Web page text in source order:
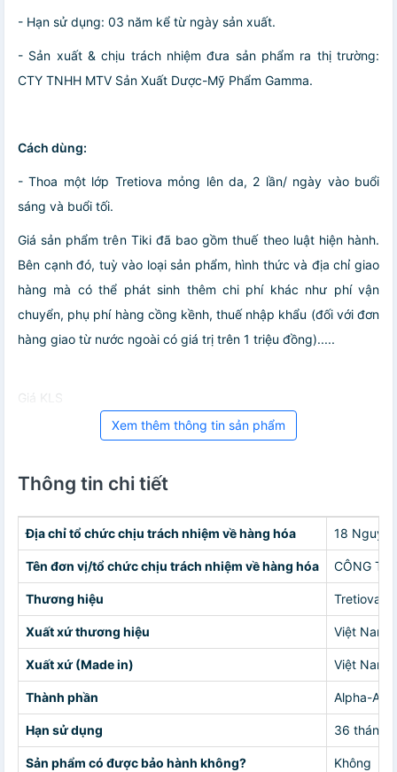
- Hạn sử dụng: 03 năm kể từ ngày sản xuất.
- Sản xuất & chịu trách nhiệm đưa sản phẩm ra thị trường:
CTY TNHH MTV Sản Xuất Dược-Mỹ Phẩm Gamma.
Cách dùng:
- Thoa một lớp Tretiova mỏng lên da, 2 lần/ ngày vào buổi
sáng và buổi tối.
Giá sản phẩm trên Tiki đã bao gồm thuế theo luật hiện hành.
Bên cạnh đó, tuỳ vào loại sản phẩm, hình thức và địa chỉ giao
hàng mà có thể phát sinh thêm chi phí khác như phí vận
chuyển, phụ phí hàng cồng kềnh, thuế nhập khẩu (đối với đơn
hàng giao từ nước ngoài có giá trị trên 1 triệu đồng).....
Giá KLS
Xem thêm thông tin sản phẩm
Thông tin chi tiết
Địa chỉ tổ chức chịu trách nhiệm về hàng hóa 18
Tên đơn vị/tổ chức chịu trách nhiệm về hàng hóa CÔNG TY
Thương hiệu Tretiova
Xuất xứ thương hiệu Việt Nam
Xuất xứ (Made in) Việt Nam
Thành phần Alpha-
Hạn sử dụng 36 tháng
Sản phẩm có được bảo hành không? Không